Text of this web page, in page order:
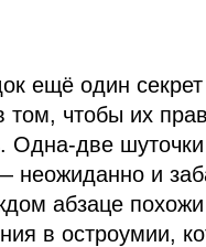
ещё один
том, чтобы их
Одна‑две шуточки
неожиданно и
абзаце похожи
в остроумии,